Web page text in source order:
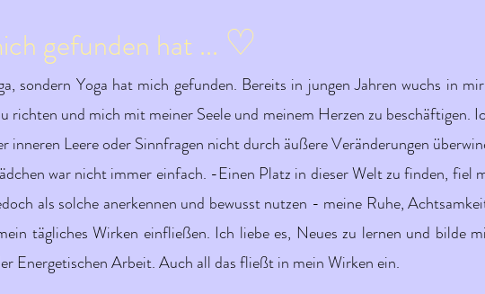
sondern Yoga hat mich gefunden. Bereits in jungen Jahren wuchs in
richten und mich mit meiner Seele und meinem Herzen zu beschäftigen.
inneren Leere oder Sinnfragen nicht durch äußere Veränderungen
war nicht immer einfach. -Einen Platz in dieser Welt zu finden, fiel
als solche anerkennen und bewusst nutzen - meine Ruhe,
tägliches Wirken einfließen. Ich liebe es, Neues zu lernen und bilde
Energetischen Arbeit.​Auch all das fließt in mein Wirken ein.
gefunden hat ... ♡